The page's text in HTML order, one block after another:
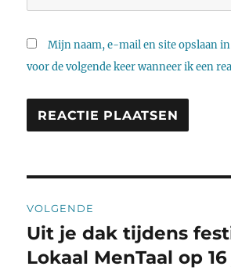
Mijn naam, e-mail en site opslaan
voor de volgende keer wanneer ik een
navigatie
VOLGENDE
Volgend
bericht:
Uit je dak tijdens
Lokaal MenTaal op